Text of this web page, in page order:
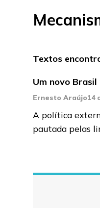
Textos
Um novo
Ernesto Araújo14
A política
pautada pelas